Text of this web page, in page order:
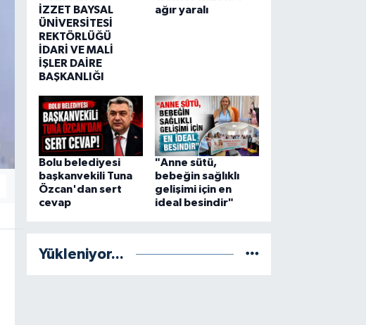
İZZET BAYSAL
ÜNİVERSİTESİ
REKTÖRLÜĞÜ
İDARİ VE MALİ
İŞLER DAİRE
BAŞKANLIĞI
ağır yaralı
Bolu belediyesi
başkanvekili Tuna
Özcan'dan sert
cevap
"Anne sütü,
bebeğin sağlıklı
gelişimi için en
ideal besindir"
Yükleniyor...